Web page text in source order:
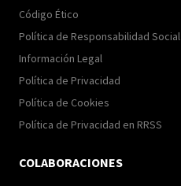
Código Ético
Política de Responsabilidad Social
Información Legal
Política de Privacidad
Política de Cookies
Política de Privacidad en RRSS
COLABORACIONES